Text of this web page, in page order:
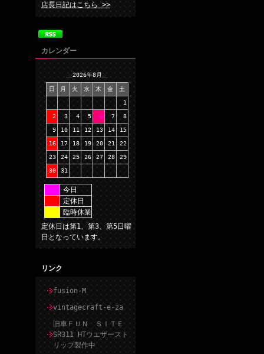
店長日記はこちら >>
カレンダー
＜2026年8月＞
日 月 火 水 木 金 土
1
2 3 4 5 6 7 8
9 10 11 12 13 14 15
16 17 18 19 20 21 22
23 24 25 26 27 28 29
30 31
今日
定休日
臨時休業
定休日は第1、第3、第5日曜
日となっています。
リンク
fusion-M
vintagecraft-e-za
旧車ＦＵＮ ＳＩＴＥ
SR311 HTウエザースト
リップ製作中